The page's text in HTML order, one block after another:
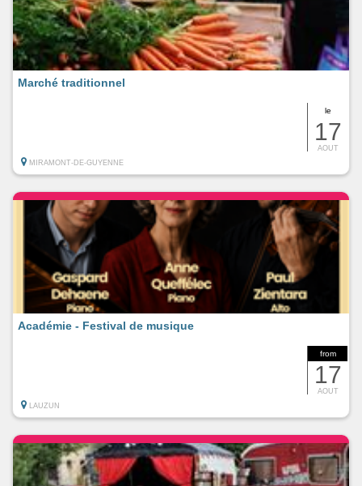
le
17
AOUT
Marché traditionnel
MIRAMONT-DE-GUYENNE
from
17
AOUT
Académie - Festival de musique
LAUZUN